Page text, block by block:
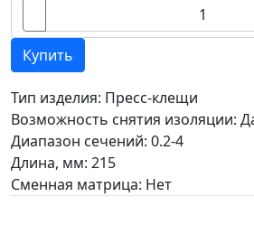
Купить
Тип изделия: Пресс-клещи
Возможность снятия изоляции:
Диапазон сечений: 0.2-4
Длина, мм: 215
Сменная матрица: Нет